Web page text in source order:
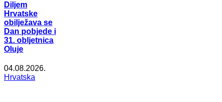
Diljem
Hrvatske
obilježava se
Dan pobjede i
31. obljetnica
Oluje
04.08.2026.
Hrvatska